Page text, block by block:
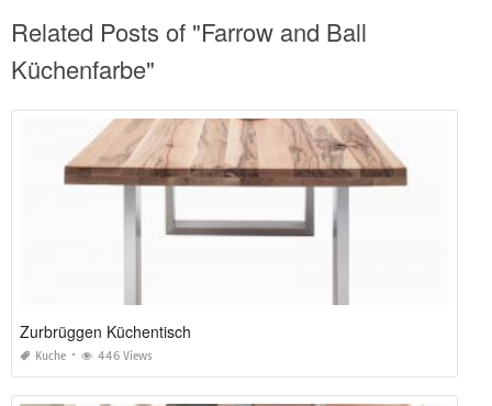
Related Posts of "Farrow and Ball
Küchenfarbe"
Zurbrüggen Küchentisch
Kuche 446 Views